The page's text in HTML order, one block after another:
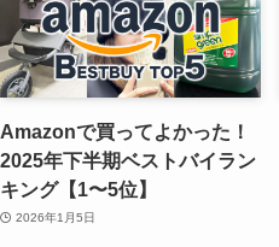
Amazonで買ってよかった！
2025年下半期ベストバイラン
キング【1〜5位】
2026年1月5日